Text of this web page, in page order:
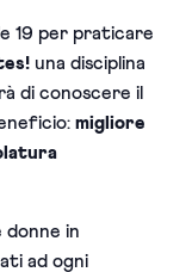
19 per praticare
una disciplina
di conoscere il
migliore
donne in
ad ogni